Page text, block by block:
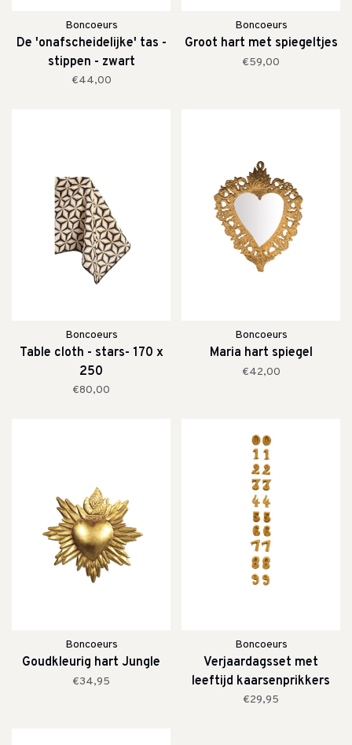
Boncoeurs
De 'onafscheidelijke' tas -
stippen - zwart
€44,00
Boncoeurs
Groot hart met spiegeltjes
€59,00
Boncoeurs
Table cloth - stars- 170 x
250
€80,00
Boncoeurs
Maria hart spiegel
€42,00
Boncoeurs
Goudkleurig hart Jungle
€34,95
Boncoeurs
Verjaardagsset met
leeftijd kaarsenprikkers
€29,95